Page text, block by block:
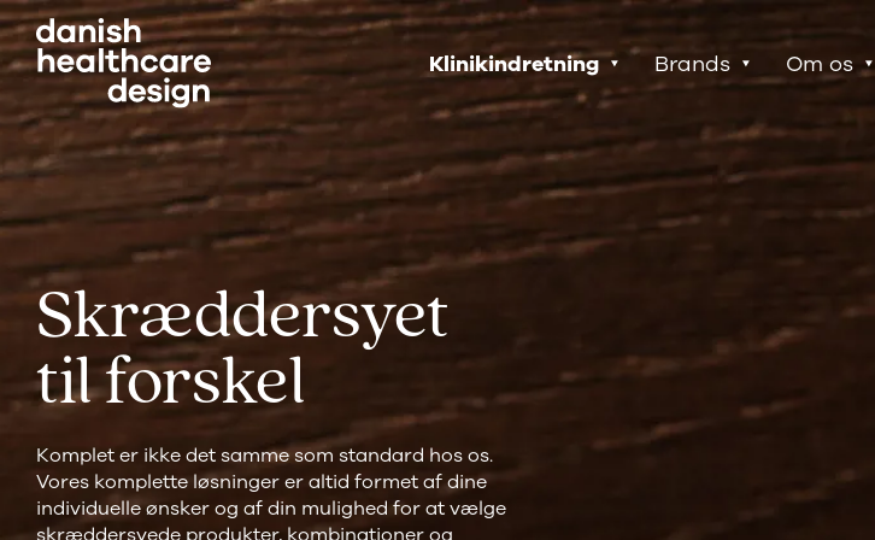
Hop
til
hovedindhold
Klinikindretning Brands Om os
Her kan du finde relevante dokumenter
som brugervejledninger og produktblade.
Brochurer
Produktdatablade
Brugervejledninger
Generelle dokumenter
Skræddersyet
til forskel
Komplet er ikke det samme som standard hos os.
Vores komplette løsninger er altid formet af dine
individuelle ønsker og af din mulighed for at vælge